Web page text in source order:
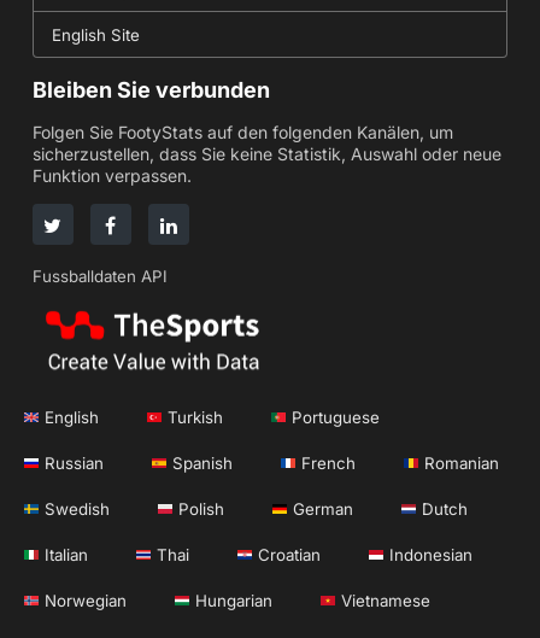
English Site
Bleiben Sie verbunden
Folgen Sie FootyStats auf den folgenden Kanälen, um
sicherzustellen, dass Sie keine Statistik, Auswahl oder neue
Funktion verpassen.
Fussballdaten API
English Turkish Portuguese
Russian Spanish French Romanian
Swedish Polish German Dutch
Italian Thai Croatian Indonesian
Norwegian Hungarian Vietnamese